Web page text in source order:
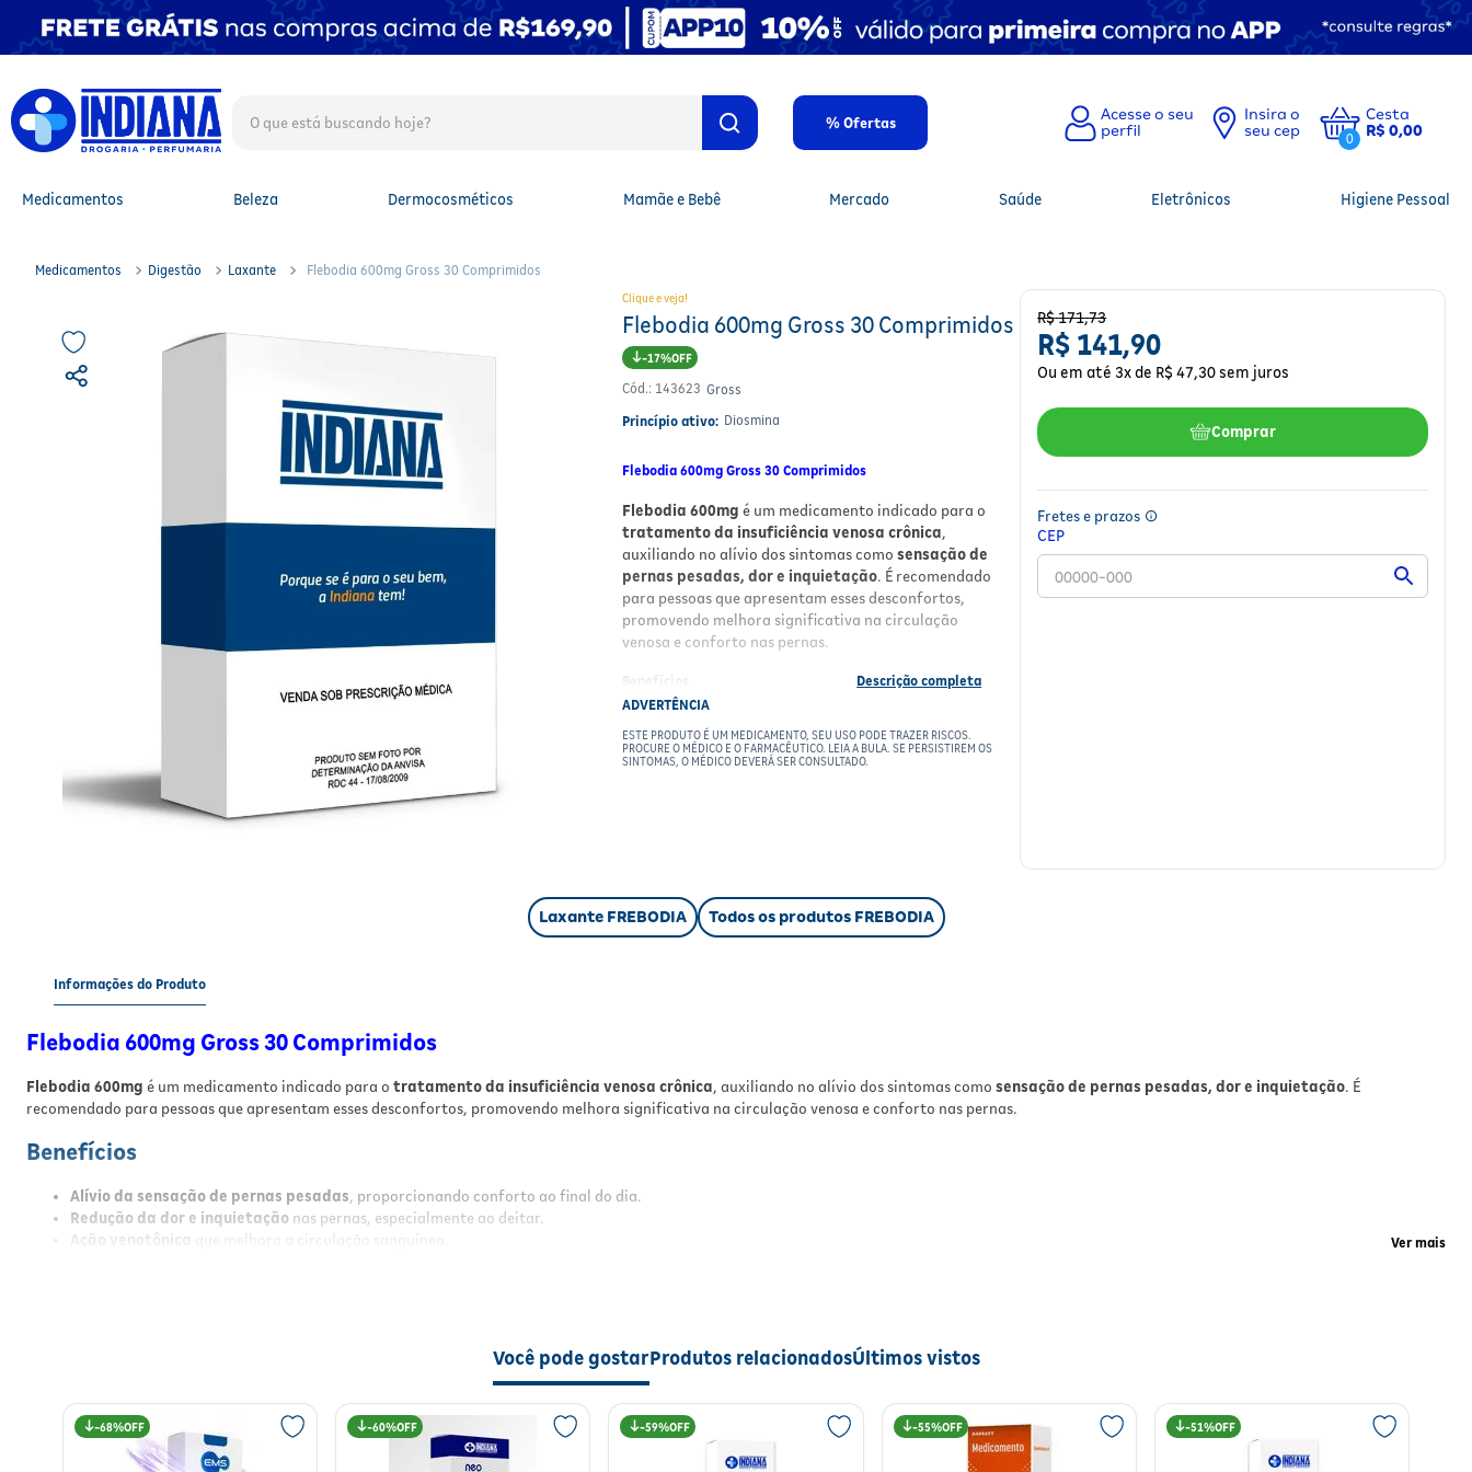
% Ofertas
Insira o
seu cep
0
Cesta
R$ 0,00
Medicamentos Beleza Dermocosméticos Mamãe e Bebê Mercado Saúde Eletrônicos Higiene Pessoal
Medicamentos Digestão Laxante Flebodia 600mg Gross 30 Comprimidos
Clique e veja!
Flebodia 600mg Gross 30 Comprimidos
17%
Cód.: 143623 Gross
Princípio ativo: Diosmina
Flebodia 600mg Gross 30 Comprimidos
Flebodia 600mg é um medicamento indicado para o
tratamento da insuficiência venosa crônica,
auxiliando no alívio dos sintomas comosensação de
pernas pesadas, dor e inquietação. É recomendado
para pessoas que apresentam esses desconfortos,
promovendo melhora significativa na circulação
venosa e conforto nas pernas.
Benefícios
proporcionando conforto ao final do dia.
Redução da dor e inquietação
Auxílio no tratamento da insuficiência venosa
crônicafuncional e orgânica.
pernas, promovendo maior bem-estar e qualidade de
vida.
conforme orientação do fabricante. Recomenda-se
Especificações
Princípio Ativo:Diosmina
Classe Terapêutica:
Venotônico
Apresentação:
Comprimidos
Quantidade por Embalagem:
ADVERTÊNCIA
ESTE PRODUTO É UM MEDICAMENTO, SEU USO PODE TRAZER RISCOS.
PROCURE O MÉDICO E O FARMACÊUTICO. LEIA A BULA. SE PERSISTIREM OS
SINTOMAS, O MÉDICO DEVERÁ SER CONSULTADO.
R$171,73
R$ 141,90
Ou em até 3x de R$ 47,30sem juros
Comprar
Fretes e prazos
CEP
Laxante FREBODIA Todos os produtos FREBODIA
Informações do Produto
Flebodia 600mg Gross 30 Comprimidos
Flebodia 600mg é um medicamento indicado para o tratamento da insuficiência venosa crônica, auxiliando no alívio dos sintomas como sensação de pernas pesadas, dor e inquietação. É
recomendado para pessoas que apresentam esses desconfortos, promovendo melhora significativa na circulação venosa e conforto nas pernas.
Benefícios
Alívio da sensação de pernas pesadas, proporcionando conforto ao final do dia.
Redução da dor e inquietação nas pernas, especialmente ao deitar.
Ação venotônica
que melhora a circulação sanguínea.
, espera-se a redução dos sintomas relacionados à insuficiência venosa crônica, como o alívio da sensação de peso, diminuição da dor e melhora da inquietação nas
Modo de Usar
Ver mais
Você pode gostarProdutos relacionadosÚltimos vistos
68% 60% 59% 55% 51%
TERMOS MAIS BUSCADOS
1º
fralda
protetor solar facial
6º
protetor solar